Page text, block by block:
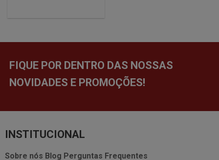
FIQUE POR DENTRO DAS NOSSAS
NOVIDADES E PROMOÇÕES!
INSTITUCIONAL
Sobre nós Blog Perguntas Frequentes